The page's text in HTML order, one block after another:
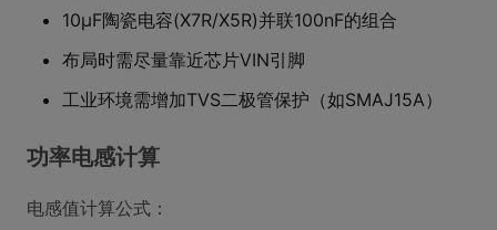
10μF陶瓷电容(X7R/X5R)并联100nF的组合
布局时需尽量靠近芯片VIN引脚
工业环境需增加TVS二极管保护（如SMAJ15A）
功率电感计算
电感值计算公式：